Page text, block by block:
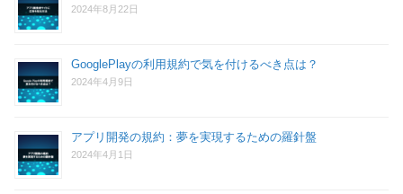
2024年8月22日
GooglePlayの利用規約で気を付けるべき点は？
2024年4月9日
アプリ開発の規約：夢を実現するための羅針盤
2024年4月1日